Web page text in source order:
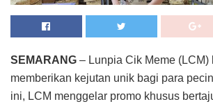
SEMARANG – Lunpia Cik Meme (LCM)
memberikan kejutan unik bagi para
ini, LCM menggelar promo khusus